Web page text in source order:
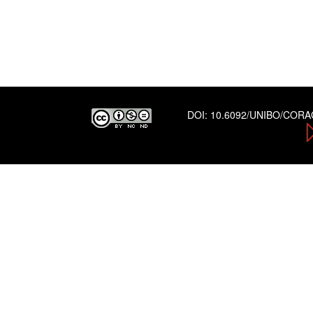
DOI: 10.6092/UNIBO/